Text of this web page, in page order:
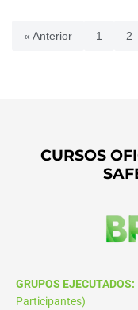
« Anterior 1 2
CURSOS
GRUPOS EJECUTADOS:
Participantes)